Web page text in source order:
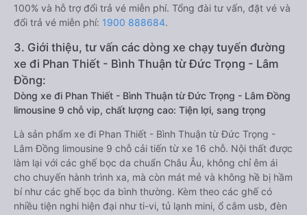
100% và hỗ trợ đổi trả vé miễn phí. Tổng đài tư vấn, đặt vé và
đổi trả vé miễn phí: 1900 888684.
3. Giới thiệu, tư vấn các dòng xe chạy tuyến đường
xe đi Phan Thiết - Bình Thuận từ Đức Trọng - Lâm
Đồng:
Dòng xe đi Phan Thiết - Bình Thuận từ Đức Trọng - Lâm Đồng
limousine 9 chỗ vip, chất lượng cao: Tiện lợi, sang trọng
Là sản phẩm xe đi Phan Thiết - Bình Thuận từ Đức Trọng -
Lâm Đồng limousine 9 chỗ cải tiến từ xe 16 chỗ. Nội thất được
làm lại với các ghế bọc da chuẩn Châu Âu, không chỉ êm ái
cho chuyến hành trình xa, mà còn mát mẻ và không hề bị hầm
bí như các ghế bọc da bình thường. Kèm theo các ghế có
nhiều tiện nghi hiện đại như ti-vi, tủ lạnh mini, ổ cắm usb, đèn